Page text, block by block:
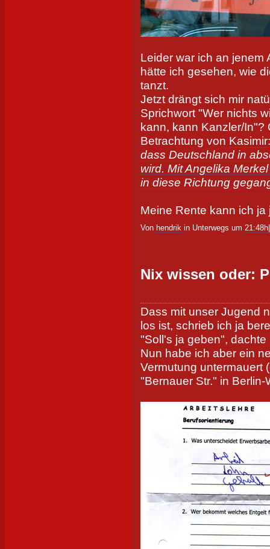
Leider war ich an jenem
hätte ich gesehen, wie
tanzt.
Jetzt drängt sich mir
Sprichwort "Wer nichts
kann, kann Kanzler/In"?
Betrachtung von Kasimir
dass Deutschland in
wird. Mit Angelika
in diese Richtung
Meine Rente kann ich
Von hendrik in Unterwegs um 21:48h
Nix wissen oder:
Dass mit unser Jugend
los ist, schrieb ich ja
"Soll's ja geben", dachte
Nun habe ich aber ein
Vermutung untermauert
"Bernauer Str." in Berlin-